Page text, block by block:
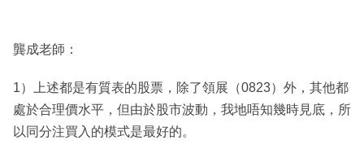
龔成老師：
1）上述都是有質表的股票，除了領展（0823）外，其他都
處於合理價水平，但由於股市波動，我地唔知幾時見底，所
以同分注買入的模式是最好的。